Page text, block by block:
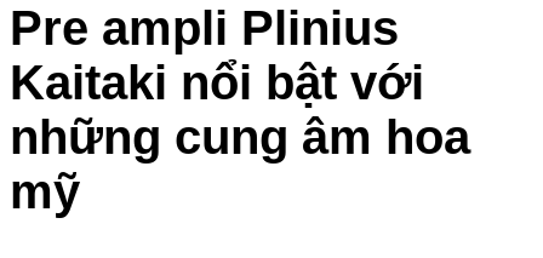
Pre ampli Plinius
Kaitaki nổi bật với
những cung âm hoa
mỹ